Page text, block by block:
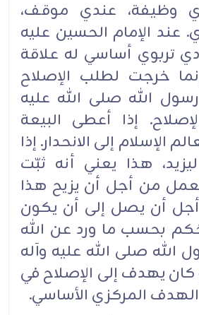
وظيفة، عندي موقف،
عند الإمام الحسين عليه
تربوي ‏‏أساسي له علاقة
خرجت لطلب الإصلاح
الله صلى الله عليه
إذا أعطى البيعة
الإسلام إلى الانحدار. إذا
هذا يعني ‏‏أنه ثبّت
من أجل أن يزيح هذا
أجل أن يصل إلى أن يكون
بحسب ما ورد عن الله
الله صلى الله عليه وآله
يهدف إلى ‏‏الإصلاح في
المركزي الأساسي.‏